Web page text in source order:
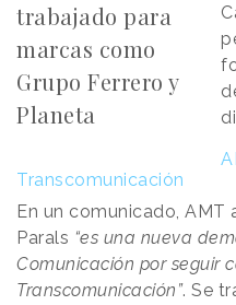
trabajado para
marcas como
Grupo Ferrero y
Planeta
Transcomunicación
En un comunicado, AMT
Parals “es una nueva
Comunicación por seguir
Transcomunicación”. Se